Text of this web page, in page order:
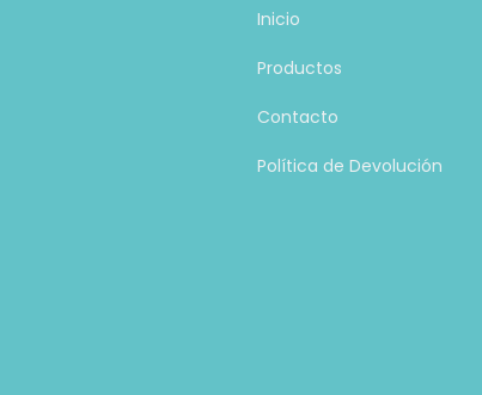
Inicio
Productos
Contacto
Política de Devolución